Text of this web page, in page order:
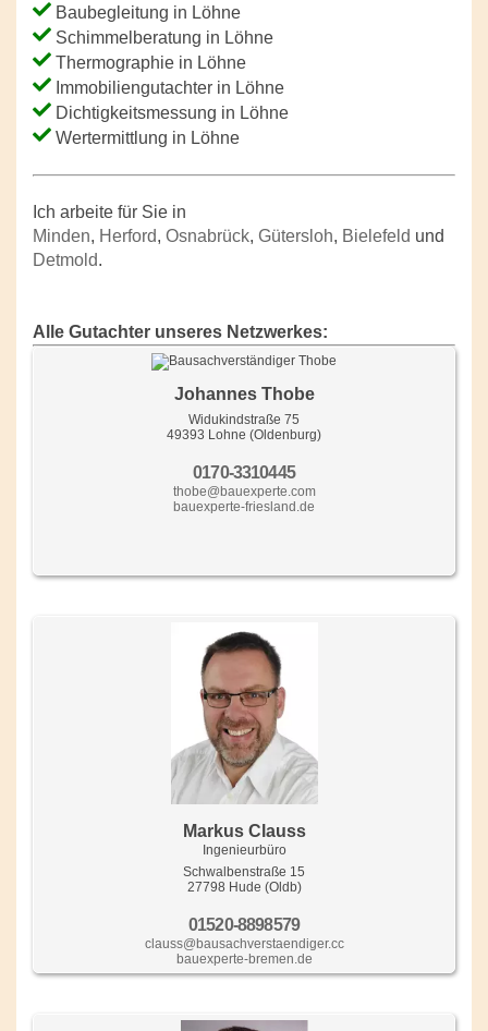
Baubegleitung in Löhne
Schimmelberatung in Löhne
Thermographie in Löhne
Immobiliengutachter in Löhne
Dichtigkeitsmessung in Löhne
Wertermittlung in Löhne
Ich arbeite für Sie in
Minden, Herford, Osnabrück, Gütersloh, Bielefeld und
Detmold.
Alle Gutachter unseres Netzwerkes:
Johannes Thobe
Widukindstraße 75
49393 Lohne (Oldenburg)
0170-3310445
thobe@bauexperte.com
bauexperte-friesland.de
Markus Clauss
Ingenieurbüro
Schwalbenstraße 15
27798 Hude (Oldb)
01520-8898579
clauss@bausachverstaendiger.cc
bauexperte-bremen.de